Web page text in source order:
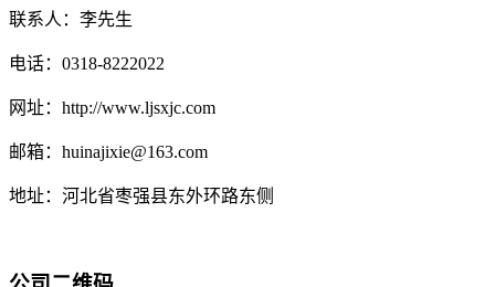
联系人：李先生
电话：0318-8222022
网址：http://www.ljsxjc.com
邮箱：huinajixie@163.com
地址：河北省枣强县东外环路东侧